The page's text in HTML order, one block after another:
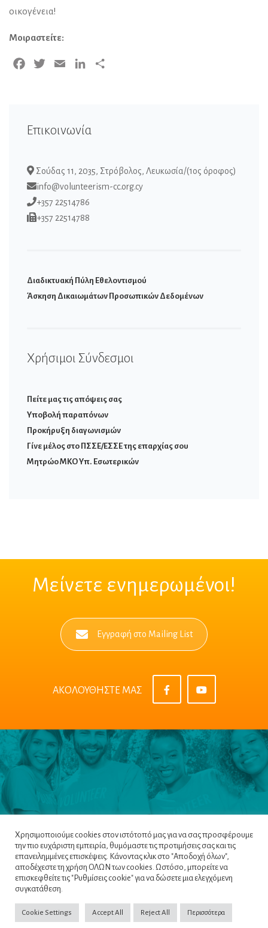
οικογένεια!
Μοιραστείτε:
Facebook
Twitter Email LinkedIn
Επικοινωνία
Σούδας 11, 2035, Στρόβολος, Λευκωσία/(1ος όροφος)
info@volunteerism-cc.org.cy
+357 22514786
+357 22514788
Διαδικτυακή Πύλη Εθελοντισμού
Άσκηση Δικαιωμάτων Προσωπικών Δεδομένων
Χρήσιμοι Σύνδεσμοι
Πείτε μας τις απόψεις σας
Υποβολή παραπόνων
Προκήρυξη διαγωνισμών
Γίνε μέλος στο ΠΣΣΕ/ΕΣΣΕ της επαρχίας σου
Μητρώο ΜΚΟ Υπ. Εσωτερικών
Μείνετε ενημερωμένοι!
Εγγραφή στο Mailing List
ΑΚΟΛΟΥΘΗΣΤΕ ΜΑΣ
Προϋποθέσεις|Cookie Policy
Copyright ©2022NETinfo PLC. All Rights Reserved
Χρησιμοποιούμε cookies στον ιστότοπό μας για να σας προσφέρουμε
την πιο ευχάριστη εμπειρία, θυμόμαστε τις προτιμήσεις σας και τις
επανειλημμένες επισκέψεις. Κάνοντας κλικ στο "Αποδοχή όλων",
αποδέχεστε τη χρήση ΟΛΩΝ των cookies. Ωστόσο, μπορείτε να
επισκεφθείτε τις "Ρυθμίσεις cookie" για να δώσετε μια ελεγχόμενη
συγκατάθεση.
Cookie Settings Accept All Reject All Περισσότερα